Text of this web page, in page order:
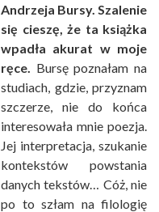
Andrzeja Bursy. Szalenie
się cieszę, że ta książka
wpadła akurat w moje
ręce. Bursę poznałam na
studiach, gdzie, przyznam
szczerze, nie do końca
interesowała mnie poezja.
Jej interpretacja, szukanie
kontekstów powstania
danych tekstów… Cóż, nie
po to szłam na filologię